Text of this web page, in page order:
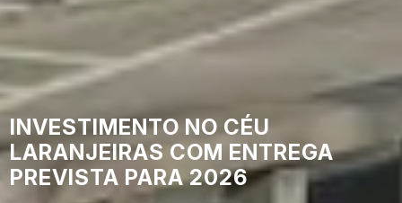
INVESTIMENTO NO CÉU
LARANJEIRAS COM ENTREGA
PREVISTA PARA 2026